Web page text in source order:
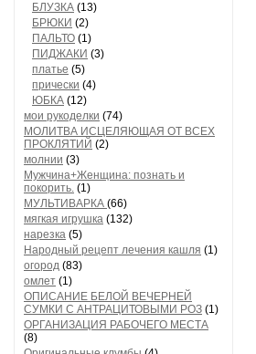
БЛУЗКА (13)
БРЮКИ (2)
ПАЛЬТО (1)
ПИДЖАКИ (3)
платье (5)
прически (4)
ЮБКА (12)
мои рукоделки (74)
МОЛИТВА ИСЦЕЛЯЮЩАЯ ОТ ВСЕХ
ПРОКЛЯТИЙ (2)
молнии (3)
Мужчина+Женщина: познать и
покорить. (1)
МУЛЬТИВАРКА (66)
мягкая игрушка (132)
нарезка (5)
Народный рецепт лечения кашля (1)
огород (83)
омлет (1)
ОПИСАНИЕ БЕЛОЙ ВЕЧЕРНЕЙ
СУМКИ С АНТРАЦИТОВЫМИ РОЗ (1)
ОРГАНИЗАЦИЯ РАБОЧЕГО МЕСТА
(8)